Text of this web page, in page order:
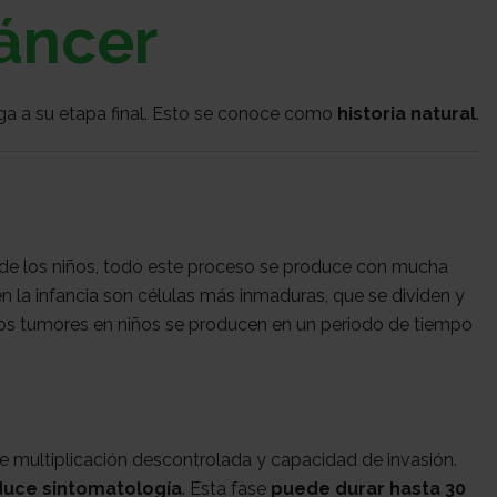
a su etapa final. Esto se conoce como historia natural.
los niños, todo este proceso se produce con mucha
infancia son células más inmaduras, que se dividen y
tumores en niños se producen en un periodo de tiempo
multiplicación descontrolada y capacidad de invasión.
sintomatología. Esta fase puede durar hasta 30